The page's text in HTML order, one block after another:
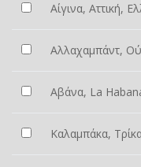
Αίγινα, Αττική,
Αλλαχαμπάντ,
Αβάνα, La
Καλαμπάκα,